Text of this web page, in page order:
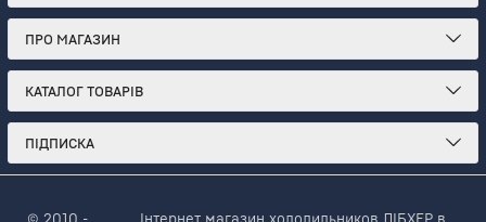
ПРО МАГАЗИН
КАТАЛОГ ТОВАРІВ
ПІДПИСКА